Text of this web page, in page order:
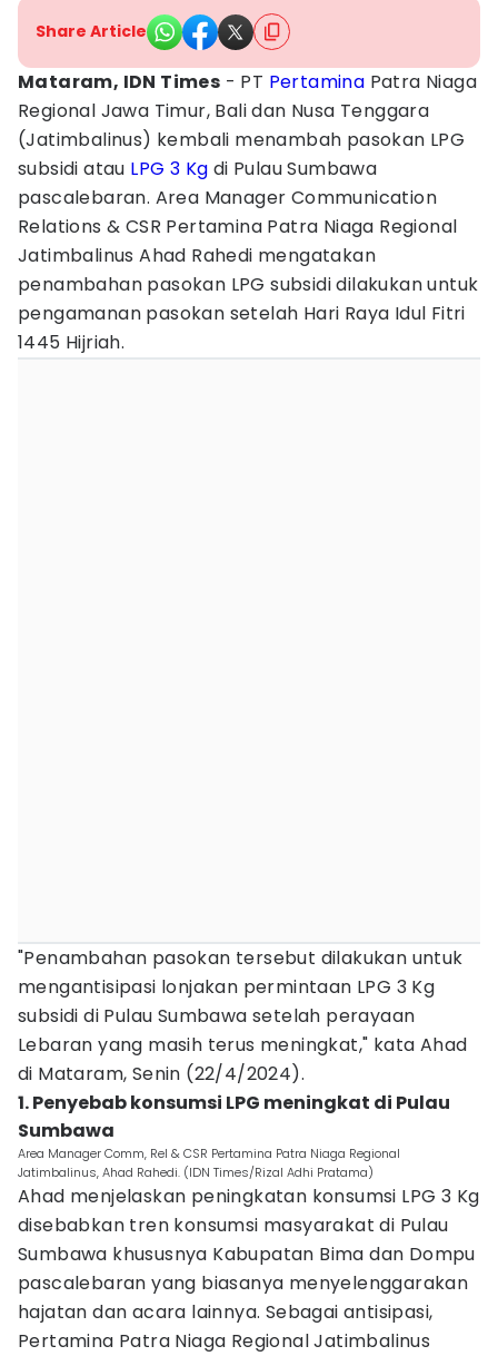
Share Article
Mataram, IDN Times - PT Pertamina Patra Niaga
Regional Jawa Timur, Bali dan Nusa Tenggara
(Jatimbalinus) kembali menambah pasokan LPG
subsidi atau LPG 3 Kg di Pulau Sumbawa
pascalebaran. Area Manager Communication
Relations & CSR Pertamina Patra Niaga Regional
Jatimbalinus Ahad Rahedi mengatakan
penambahan pasokan LPG subsidi dilakukan untuk
pengamanan pasokan setelah Hari Raya Idul Fitri
1445 Hijriah.
"Penambahan pasokan tersebut dilakukan untuk
mengantisipasi lonjakan permintaan LPG 3 Kg
subsidi di Pulau Sumbawa setelah perayaan
Lebaran yang masih terus meningkat," kata Ahad
di Mataram, Senin (22/4/2024).
1. Penyebab konsumsi LPG meningkat di Pulau
Sumbawa
Area Manager Comm, Rel & CSR Pertamina Patra Niaga Regional
Jatimbalinus, Ahad Rahedi. (IDN Times/Rizal Adhi Pratama)
Ahad menjelaskan peningkatan konsumsi LPG 3 Kg
disebabkan tren konsumsi masyarakat di Pulau
Sumbawa khususnya Kabupatan Bima dan Dompu
pascalebaran yang biasanya menyelenggarakan
hajatan dan acara lainnya. Sebagai antisipasi,
Pertamina Patra Niaga Regional Jatimbalinus